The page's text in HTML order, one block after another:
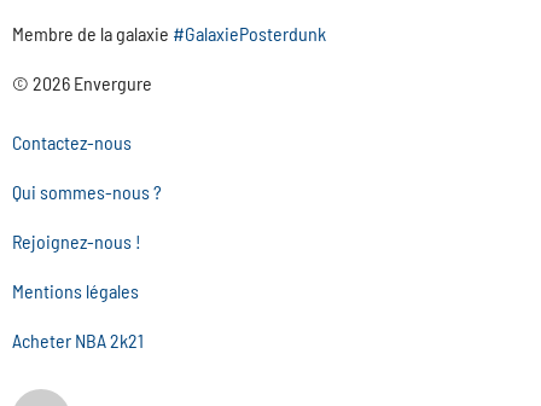
Membre de la galaxie #GalaxiePosterdunk
© 2026 Envergure
Contactez-nous
Qui sommes-nous ?
Rejoignez-nous !
Mentions légales
Acheter NBA 2k21